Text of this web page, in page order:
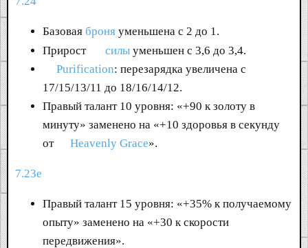
Базовая броня уменьшена с 2 до 1.
Прирост
силы уменьшен с 3,6 до 3,4.
Purification: перезарядка увеличена с
17/15/13/11 до 18/16/14/12.
Правый талант 10 уровня: «+90 к золоту в
минуту» заменено на «+10 здоровья в секунду
от
Heavenly Grace».
7.23e
Правый талант 15 уровня: «+35% к получаемому
опыту» заменено на «+30 к скорости
передвижения».